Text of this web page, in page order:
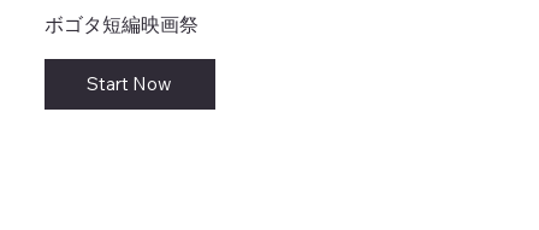
ボゴタ短編映画祭
Start Now